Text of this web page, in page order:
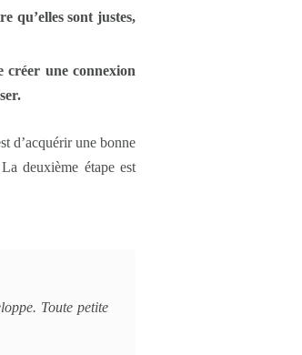
qu’elles sont justes,
une connexion
d’acquérir une bonne
deuxième étape est
Toute petite